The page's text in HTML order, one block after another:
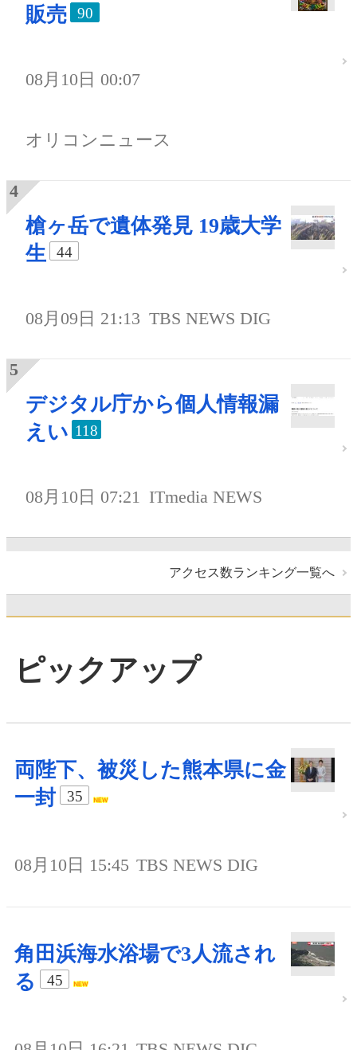
販売
90
08月10日 00:07
オリコンニュース
槍ヶ岳で遺体発見 19歳大学
生
44
08月09日 21:13 TBS NEWS DIG
デジタル庁から個人情報漏
えい 118
08月10日 07:21 ITmedia NEWS
アクセス数ランキング一覧へ
ピックアップ
両陛下、被災した熊本県に金
一封
35
08月10日 15:45 TBS NEWS DIG
角田浜海水浴場で3人流され
る
45